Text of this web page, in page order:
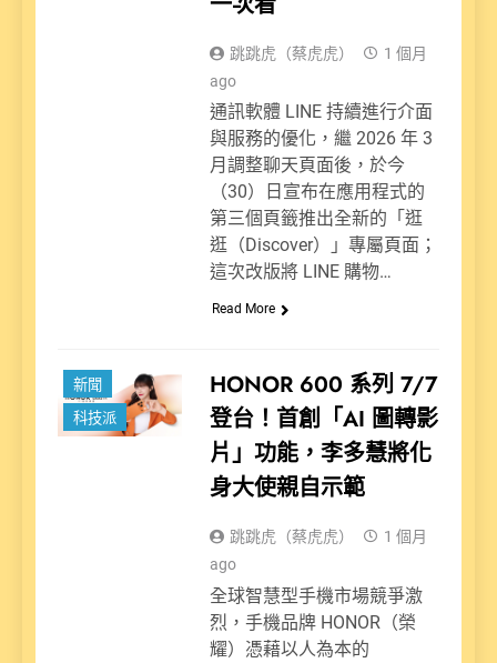
跳跳虎（蔡虎虎）
1 個月
ago
通訊軟體 LINE 持續進行介面
與服務的優化，繼 2026 年 3
月調整聊天頁面後，於今
（30）日宣布在應用程式的
第三個頁籤推出全新的「逛
逛（Discover）」專屬頁面；
這次改版將 LINE 購物…
Read More
新聞
科技派
HONOR 600 系列 7/7
登台！首創「AI 圖轉影
片」功能，李多慧將化
身大使親自示範
跳跳虎（蔡虎虎）
1 個月
ago
全球智慧型手機市場競爭激
烈，手機品牌 HONOR（榮
耀）憑藉以人為本的